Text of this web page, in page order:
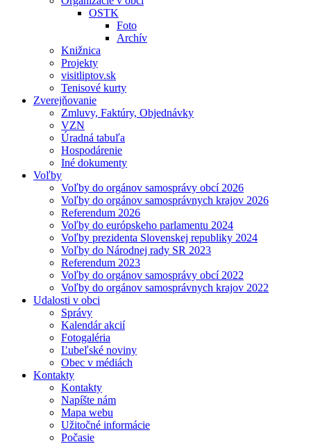
OSTK
Foto
Archív
Knižnica
Projekty
visitliptov.sk
Tenisové kurty
Zverejňovanie
Zmluvy, Faktúry, Objednávky
VZN
Úradná tabuľa
Hospodárenie
Iné dokumenty
Voľby
Voľby do orgánov samosprávy obcí 2026
Voľby do orgánov samosprávnych krajov 2026
Referendum 2026
Voľby do európskeho parlamentu 2024
Voľby prezidenta Slovenskej republiky 2024
Voľby do Národnej rady SR 2023
Referendum 2023
Voľby do orgánov samosprávy obcí 2022
Voľby do orgánov samosprávnych krajov 2022
Udalosti v obci
Správy
Kalendár akcií
Fotogaléria
Ľubeľské noviny
Obec v médiách
Kontakty
Kontakty
Napíšte nám
Mapa webu
Užitočné informácie
Počasie